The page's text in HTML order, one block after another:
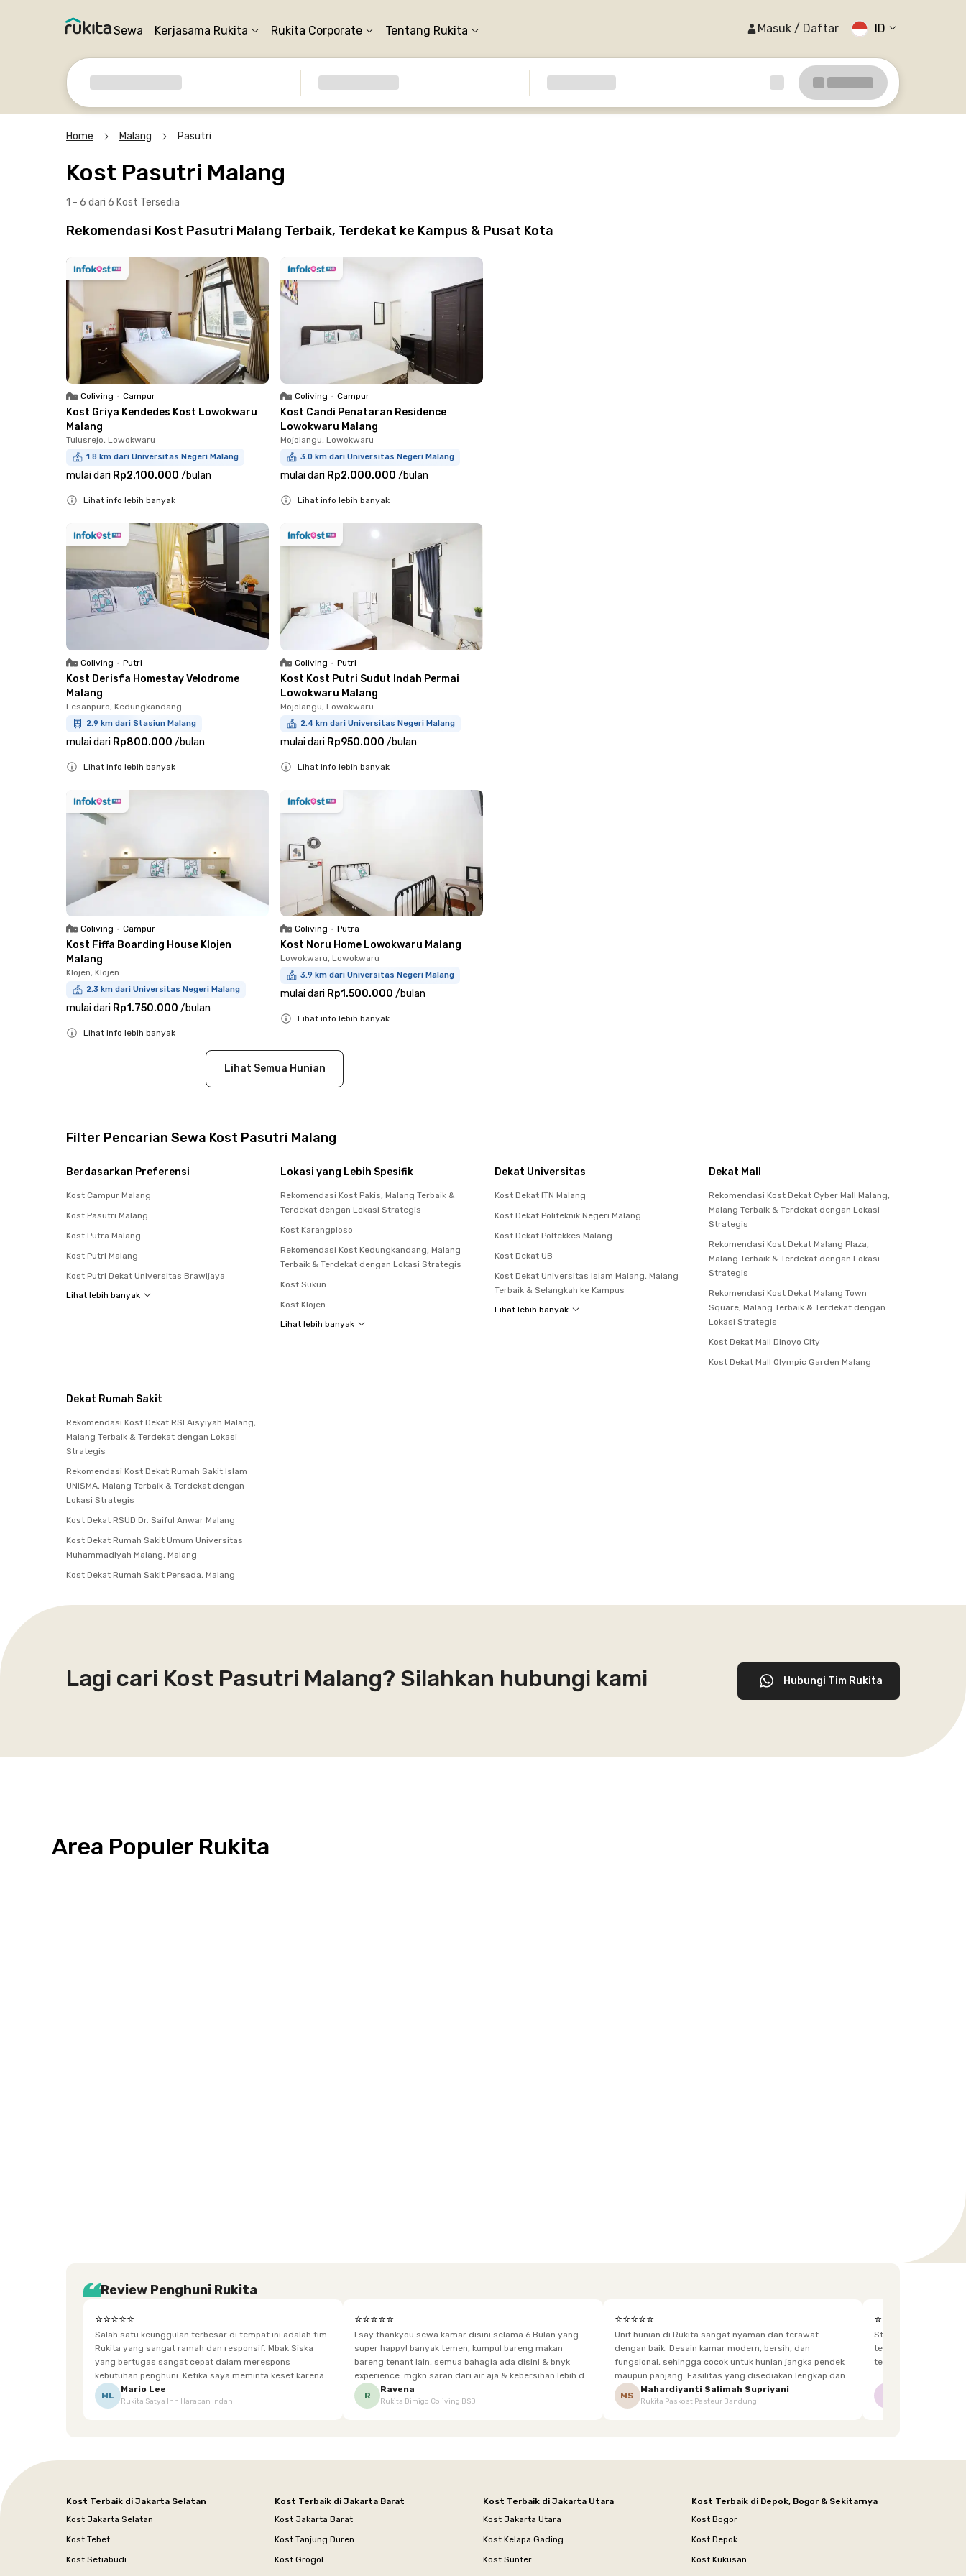
Sewa Kerjasama Rukita Rukita Corporate Tentang Rukita Masuk / Daftar ID
Home Malang Pasutri
Kost Pasutri Malang
1 - 6 dari 6 Kost Tersedia
Rekomendasi Kost Pasutri Malang Terbaik, Terdekat ke Kampus & Pusat Kota
Coliving • Campur
Kost Griya Kendedes Kost Lowokwaru
Malang
Tulusrejo, Lowokwaru
1.8 km dari Universitas Negeri Malang
mulai dari Rp2.100.000 /bulan
Lihat info lebih banyak
Coliving • Campur
Kost Candi Penataran Residence
Lowokwaru Malang
Mojolangu, Lowokwaru
3.0 km dari Universitas Negeri Malang
mulai dari Rp2.000.000 /bulan
Lihat info lebih banyak
Coliving • Putri
Kost Derisfa Homestay Velodrome
Malang
Lesanpuro, Kedungkandang
2.9 km dari Stasiun Malang
mulai dari Rp800.000 /bulan
Lihat info lebih banyak
Coliving • Putri
Kost Kost Putri Sudut Indah Permai
Lowokwaru Malang
Mojolangu, Lowokwaru
2.4 km dari Universitas Negeri Malang
mulai dari Rp950.000 /bulan
Lihat info lebih banyak
Coliving • Campur
Kost Fiffa Boarding House Klojen
Malang
Klojen, Klojen
2.3 km dari Universitas Negeri Malang
mulai dari Rp1.750.000 /bulan
Lihat info lebih banyak
Coliving • Putra
Kost Noru Home Lowokwaru Malang
Lowokwaru, Lowokwaru
3.9 km dari Universitas Negeri Malang
mulai dari Rp1.500.000 /bulan
Lihat info lebih banyak
Lihat Semua Hunian
Filter Pencarian Sewa Kost Pasutri Malang
Berdasarkan Preferensi
Kost Campur Malang
Kost Pasutri Malang
Kost Putra Malang
Kost Putri Malang
Kost Putri Dekat Universitas Brawijaya
Lihat lebih banyak
Lokasi yang Lebih Spesifik
Rekomendasi Kost Pakis, Malang Terbaik &
Terdekat dengan Lokasi Strategis
Kost Karangploso
Rekomendasi Kost Kedungkandang, Malang
Terbaik & Terdekat dengan Lokasi Strategis
Kost Sukun
Kost Klojen
Lihat lebih banyak
Dekat Universitas
Kost Dekat ITN Malang
Kost Dekat Politeknik Negeri Malang
Kost Dekat Poltekkes Malang
Kost Dekat UB
Kost Dekat Universitas Islam Malang, Malang
Terbaik & Selangkah ke Kampus
Lihat lebih banyak
Dekat Mall
Rekomendasi Kost Dekat Cyber Mall Malang,
Malang Terbaik & Terdekat dengan Lokasi
Strategis
Rekomendasi Kost Dekat Malang Plaza,
Malang Terbaik & Terdekat dengan Lokasi
Strategis
Rekomendasi Kost Dekat Malang Town
Square, Malang Terbaik & Terdekat dengan
Lokasi Strategis
Kost Dekat Mall Dinoyo City
Kost Dekat Mall Olympic Garden Malang
Dekat Rumah Sakit
Rekomendasi Kost Dekat RSI Aisyiyah Malang,
Malang Terbaik & Terdekat dengan Lokasi
Strategis
Rekomendasi Kost Dekat Rumah Sakit Islam
UNISMA, Malang Terbaik & Terdekat dengan
Lokasi Strategis
Kost Dekat RSUD Dr. Saiful Anwar Malang
Kost Dekat Rumah Sakit Umum Universitas
Muhammadiyah Malang, Malang
Kost Dekat Rumah Sakit Persada, Malang
Lagi cari Kost Pasutri Malang? Silahkan hubungi kami Hubungi Tim Rukita
Area Populer Rukita
Review Penghuni Rukita
⭐⭐⭐⭐⭐
Salah satu keunggulan terbesar di tempat ini adalah tim
Rukita yang sangat ramah dan responsif. Mbak Siska
yang bertugas sangat cepat dalam merespons
kebutuhan penghuni. Ketika saya meminta keset karena
sempat terpeleset, permintaan tersebut langsung
dipenuhi dengan cepat. Terima kasih Mbak Siska.
ML
Mario Lee
Rukita Satya Inn Harapan Indah
⭐⭐⭐⭐⭐
I say thankyou sewa kamar disini selama 6 Bulan yang
super happy! banyak temen, kumpul bareng makan
bareng tenant lain, semua bahagia ada disini & bnyk
experience. mgkn saran dari air aja & kebersihan lebih di
tingkatkan lagi. but, I love Rukita
R
Ravena
Rukita Dimigo Coliving BSD
⭐⭐⭐⭐⭐
Unit hunian di Rukita sangat nyaman dan terawat
dengan baik. Desain kamar modern, bersih, dan
fungsional, sehingga cocok untuk hunian jangka pendek
maupun panjang. Fasilitas yang disediakan lengkap dan
sesuai dengan kebutuhan penghuni, mulai dari furnitur,
area bersama, hingga akses yang mudah.
MS
Mahardiyanti Salimah Supriyani
Rukita Paskost Pasteur Bandung
⭐⭐⭐⭐⭐
Staff yg menjaga
terkadang lupa bawa kunci, dan sangat fast response.
Kost Terbaik di Jakarta Selatan
Kost Jakarta Selatan
Kost Tebet
Kost Setiabudi
Kost Terbaik di Jakarta Barat
Kost Jakarta Barat
Kost Tanjung Duren
Kost Grogol
Kost Terbaik di Jakarta Utara
Kost Jakarta Utara
Kost Kelapa Gading
Kost Sunter
Kost Terbaik di Depok, Bogor & Sekitarnya
Kost Bogor
Kost Depok
Kost Kukusan